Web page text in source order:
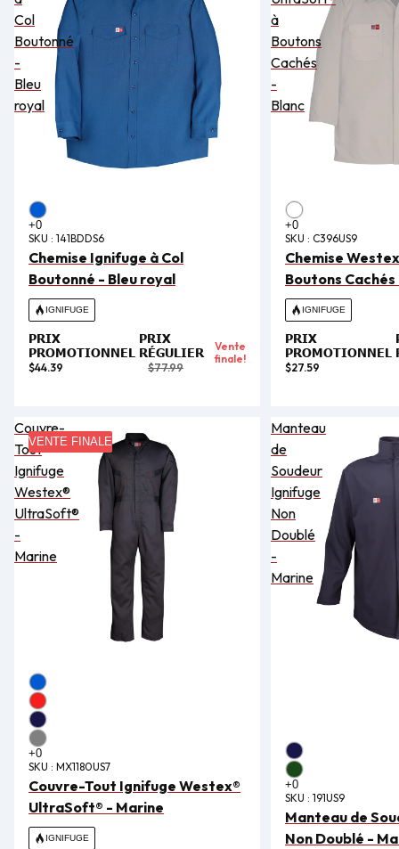
Col
Boutonné
-
Bleu
royal
SKU : 141BDDS6
Chemise Ignifuge à Col
Boutonné - Bleu royal
IGNIFUGE
PRIX
PROMOTIONNEL
$44.39
PRIX
RÉGULIER
$77.99
Vente
finale!
à
Boutons
Cachés
-
Blanc
SKU : C396US9
Chemise
Boutons Cachés
IGNIFUGE
PRIX
PROMOTIONNEL
$27.59
Couvre-
Tout
Ignifuge
Westex®
UltraSoft®
-
Marine
VENTE FINALE
SKU : MX1180US7
Couvre-Tout Ignifuge Westex®
UltraSoft® - Marine
IGNIFUGE
Manteau
de
Soudeur
Ignifuge
Non
Doublé
-
Marine
SKU : 191US9
Manteau de
Non Doublé -